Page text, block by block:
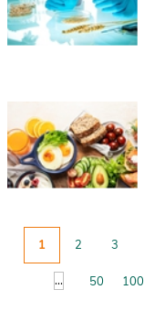
1 2 3
... 50 100